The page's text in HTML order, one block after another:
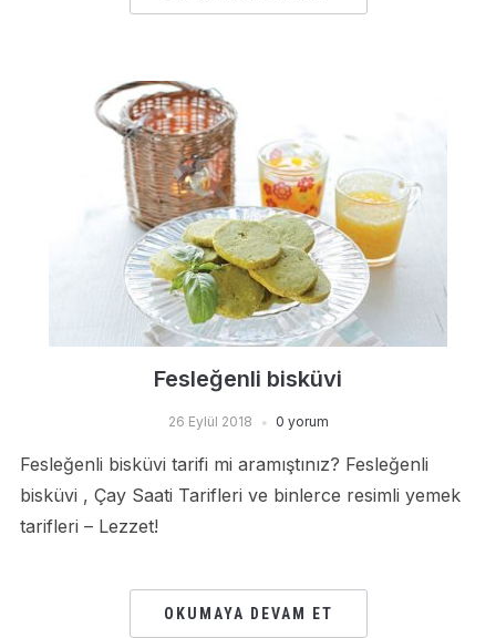
Fesleğenli bisküvi
26 Eylül 2018 0 yorum
Fesleğenli bisküvi tarifi mi aramıştınız? Fesleğenli
bisküvi , Çay Saati Tarifleri ve binlerce resimli yemek
tarifleri – Lezzet!
OKUMAYA DEVAM ET